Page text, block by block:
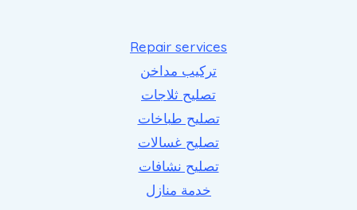
Repair services
تركيب مداخن
تصليح ثلاجات
تصليح طباخات
تصليح غسالات
تصليح نشافات
خدمة منازل